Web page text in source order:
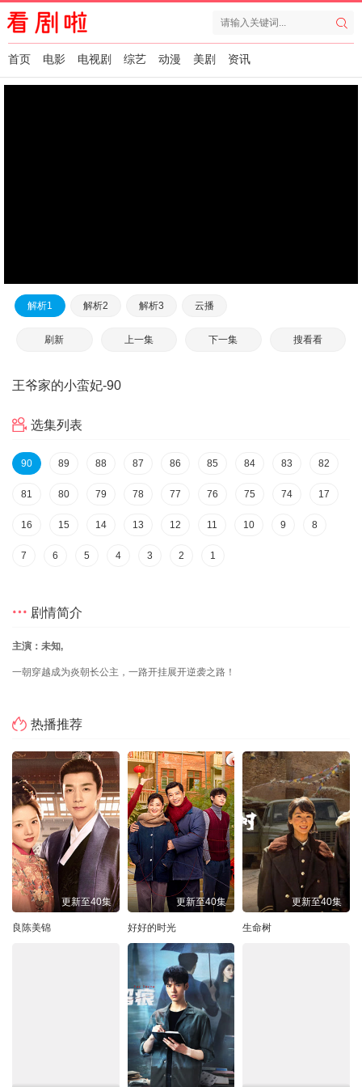
首页 电影 电视剧 综艺 动漫 美剧 资讯
解析1 解析2 解析3 云播
刷新 上一集 下一集 搜看看
王爷家的小蛮妃-90
选集列表
90 89 88 87 86 85 84 83 82
81 80 79 78 77 76 75 74 17
16 15 14 13 12 11 10 9 8
7 6 5 4 3 2 1
剧情简介
主演：未知,
一朝穿越成为炎朝长公主，一路开挂展开逆袭之路！
热播推荐
更新至40集
良陈美锦
更新至40集
好好的时光
更新至40集
生命树